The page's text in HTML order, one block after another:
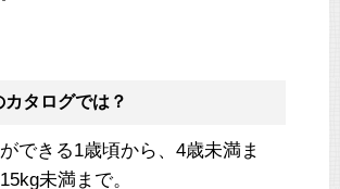
カタログでは？
できる1歳頃から、4歳未満ま
未満まで。